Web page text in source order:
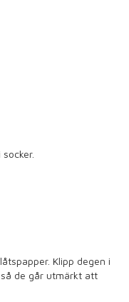
Klipp degen i
de går utmärkt att